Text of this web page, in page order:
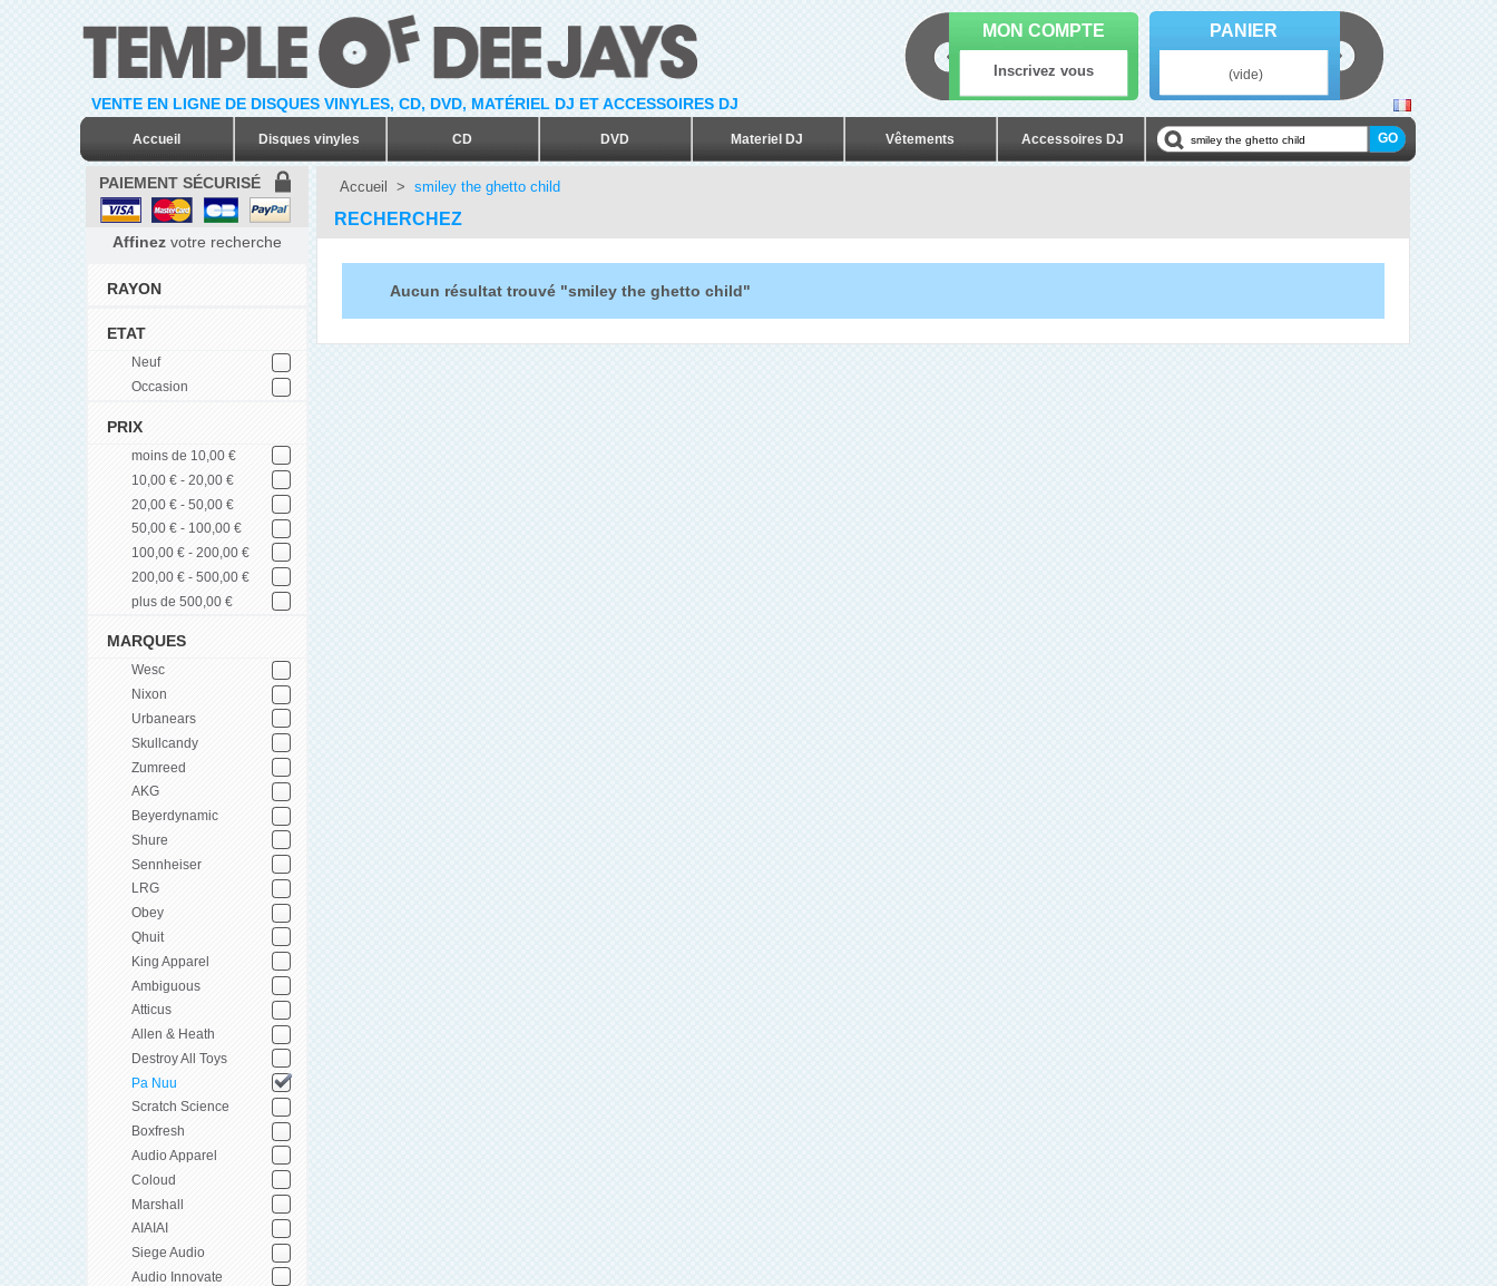
VENTE EN LIGNE DE DISQUES VINYLES, CD, DVD, MATÉRIEL DJ ET ACCESSOIRES DJ
Accueil Disques vinyles CD DVD Materiel DJ Vêtements Accessoires DJ
MON COMPTE
Inscrivez vous
PANIER
(vide)
PAIEMENT SÉCURISÉ
Affinez votre recherche
RAYON
ETAT
Neuf
Occasion
PRIX
moins de 10,00 €
10,00 € - 20,00 €
20,00 € - 50,00 €
50,00 € - 100,00 €
100,00 € - 200,00 €
200,00 € - 500,00 €
plus de 500,00 €
MARQUES
Wesc
Nixon
Urbanears
Skullcandy
Zumreed
AKG
Beyerdynamic
Shure
Sennheiser
LRG
Obey
Qhuit
King Apparel
Ambiguous
Atticus
Allen & Heath
Destroy All Toys
Pa Nuu
Scratch Science
Boxfresh
Audio Apparel
Coloud
Marshall
AIAIAI
Siege Audio
Audio Innovate
Accueil > smiley the ghetto child
RECHERCHEZ
Aucun résultat trouvé "smiley the ghetto child"